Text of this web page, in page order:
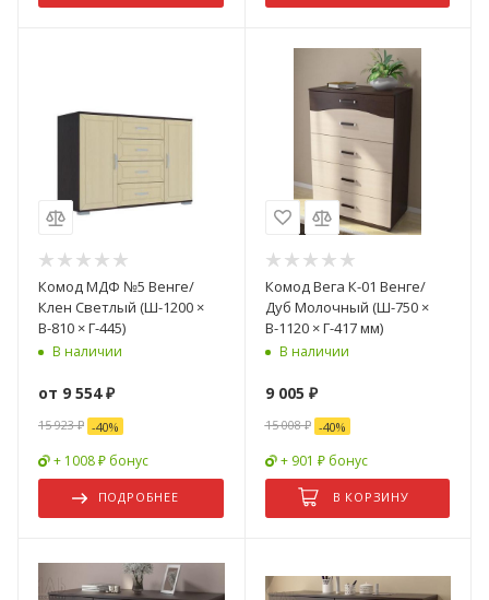
Комод МДФ №5 Венге/
Клен Светлый (Ш-1200 ×
В-810 × Г-445)
В наличии
от 9 554 ₽
15 923 ₽ -40%
+ 1008 ₽ бонус
ПОДРОБНЕЕ
Комод Вега К-01 Венге/
Дуб Молочный (Ш-750 ×
В-1120 × Г-417 мм)
В наличии
9 005 ₽
15 008₽ -40%
+ 901 ₽ бонус
В КОРЗИНУ